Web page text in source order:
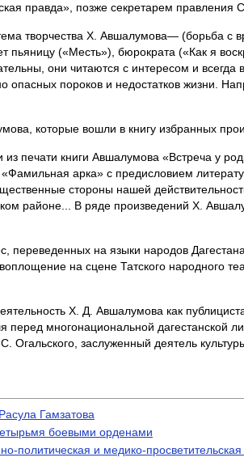
правда», позже секретарем правления
творчества X. Авшалумова— (борьба с
пьяницу («Месть»), бюрократа («Как я
они читаются с интересом и
опасных пороков и недостатков жизни.
которые вошли в книгу избранных
печати книги Авшалумова «Встреча у
«Фамильная арка» с предисловием
стороны нашей
районе... В ряде произведений X.
переведенных на языки народов
на сцене Татского народного
X. Д. Авшалумова как
перед многонациональной
Огальского, заслуженный деятель
Гамзатова
боевыми орденами
политическая и медико-просветительская